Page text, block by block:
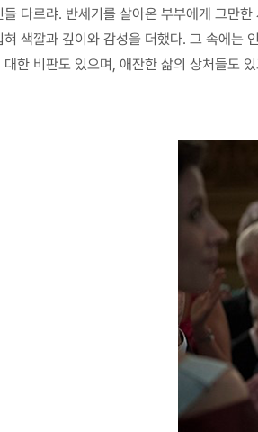
다르랴. 반세기를 살아온 부부에게 그만
혀 색깔과 깊이와 감성을 더했다. 그 속에는
대한 비판도 있으며, 애잔한 삶의 상처들도